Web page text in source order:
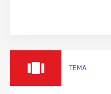
ТЕМА